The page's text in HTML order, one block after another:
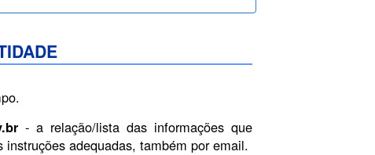
- a relação/lista das informações que
adequadas, também por email.